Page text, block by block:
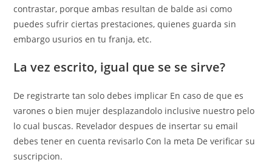
contrastar, porque ambas resultan de balde asi­ como
puedes sufrir ciertas prestaciones, quienes guarda sin
embargo usurios en tu franja, etc.
La vez escrito, igual que se se sirve?
De registrarte tan solo debes implicar En caso de que es
varones o bien mujer desplazandolo inclusive nuestro pelo
lo cual buscas. Revelador despues de insertar su email
debes tener en cuenta revisarlo Con la meta De verificar su
suscripcion.